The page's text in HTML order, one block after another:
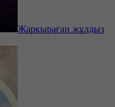
Жарқыраған жұлдыз